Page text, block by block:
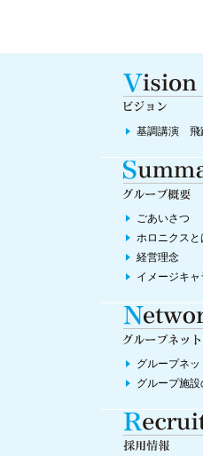
[プレスリリース]難病医療の
[プレスリリース]資生堂ジャ
見ケアセミナー開催
[プレスリリース]地域救急を支
[プレスリリース]花粉症と舌下
ホロニクス公開医学講座開催の
る５つのポイント！夏に負けな
やさしいトレーニング」［2026
基調講演 飛
ごあいさつ
ホロニクスと
経営理念
イメージキャ
グループネッ
グループ施